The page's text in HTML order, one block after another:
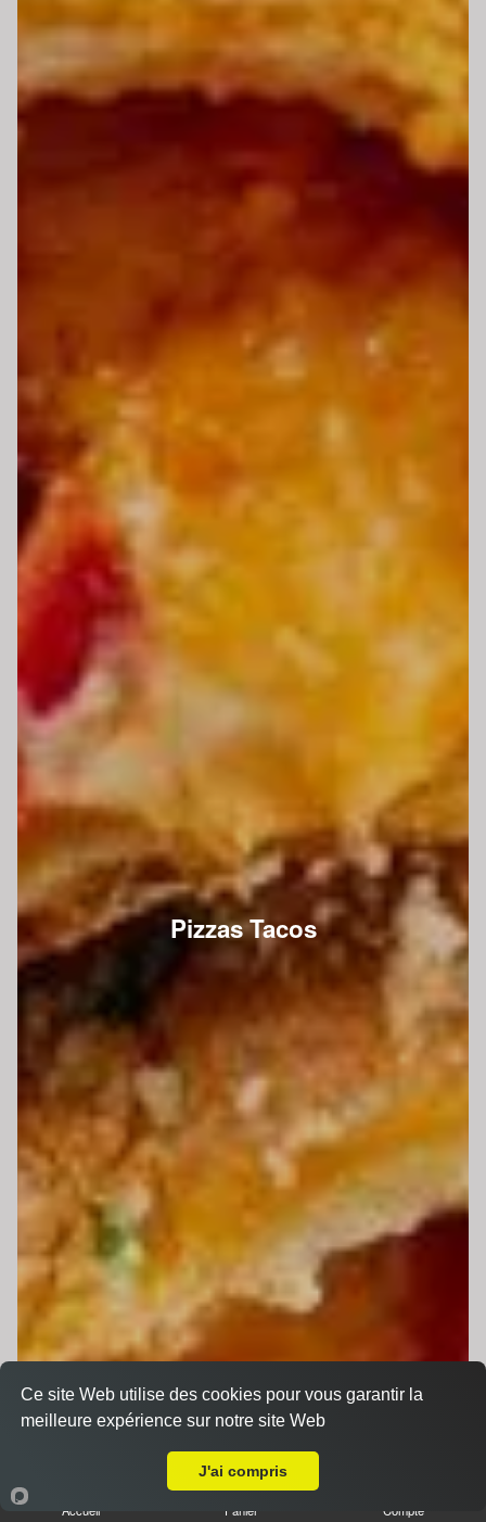
Pizzas Tacos
Accueil Panier Compte
Ce site Web utilise des cookies pour vous garantir la
meilleure expérience sur notre site Web
J'ai compris